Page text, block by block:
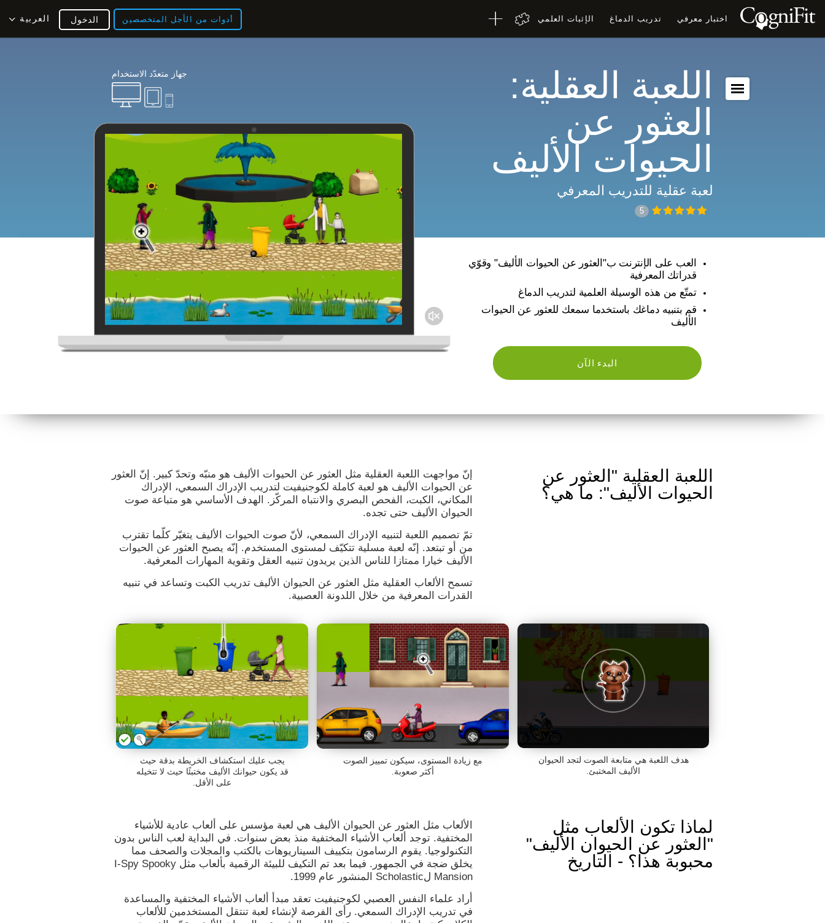
اختبار معرفي تدريب الدماغ الإثبات العلمي أدوات من الأجل المتخصصين العربية الدخول
جهاز متعدّد الاستخدام
اللعبة العقلية:
العثور عن
الحيوات الأليف
لعبة عقلية للتدريب المعرفي
5
العب على الإنترنت ب"العثور عن الحيوات الأليف" وقوّي
قدراتك المعرفية
تمتّع من هذه الوسيلة العلمية لتدريب الدماغ
قم بتنبيه دماغك باستخدما سمعك للعثور عن الحيوات
الأليف
البدء الآن
اللعبة العقلية "العثور عن
الحيوات الأليف": ما هي؟
إنّ مواجهت اللعبة العقلية مثل العثور عن الحيوات الأليف هو منبّه وتحدّ كبير. إنّ العثور
عن الحيوات الأليف هو لعبة كاملة لكوجنيفيت لتدريب الإدراك السمعي، الإدراك
المكاني، الكبت، الفحص البصري والانتباه المركّز. الهدف الأساسي هو متباعة صوت
الحيوان الأليف حتى تجده.
تمّ تصميم اللعبة لتنبيه الإدراك السمعي، لأنّ صوت الحيوات الأليف يتغيّر كلّما تقترب
من أو تبتعد. إنّه لعبة مسلية تتكيّف لمستوى المستخدم. إنّه يصبح العثور عن الحيوات
الأليف خيارا ممتازا للناس الذين يريدون تنبيه العقل وتقوية المهارات المعرفية.
تسمح الألعاب العقلية مثل العثور عن الحيوان الأليف تدريب الكبت وتساعد في تنبيه
القدرات المعرفية من خلال اللدونة العصبية.
هدف اللعبة هي متابعة الصوت لتجد الحيوان
الأليف المختبئ.
مع زيادة المستوى، سيكون تمييز الصوت
أكثر صعوبة.
يجب عليك استكشاف الخريطة بدقة حيث
قد يكون حيوانك الأليف مختبئًا حيث لا تتخيله
على الأقل.
لماذا تكون الألعاب مثل
"العثور عن الحيوان الأليف"
محبوبة هذا؟ - التاريخ
الألعاب مثل العثور عن الحيوان الأليف هي لعبة مؤسس على ألعاب عادية للأشياء
المختفية. توجد ألعاب الأشياء المختفية منذ بعض سنوات. في البداية لعب الناس بدون
التكنولوجيا. يقوم الرسامون بتكييف السيناريوهات بالكتب والمجلات والصحف مما
يخلق ضجة في الجمهور. فيما بعد تم التكيف للبيئة الرقمية بألعاب مثل I-Spy Spooky
Mansion لScholastic المنشور عام 1999.
أراد علماء النفس العصبي لكوجنيفيت تعقد مبدأ ألعاب الأشياء المختفية والمساعدة
في تدريب الإدراك السمعي. رأى الفرصة لإنشاء لعبة تنتقل المستخدمين للألعاب